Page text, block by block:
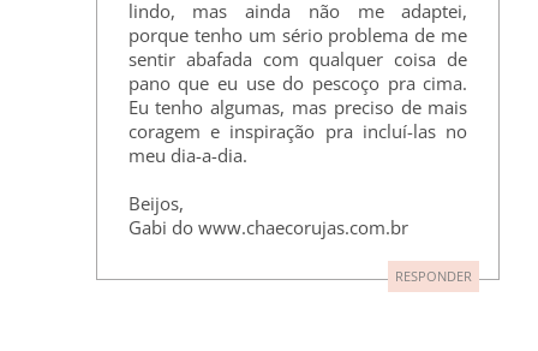
lindo, mas ainda não me adaptei,
porque tenho um sério problema de me
sentir abafada com qualquer coisa de
pano que eu use do pescoço pra cima.
Eu tenho algumas, mas preciso de mais
coragem e inspiração pra incluí-las no
meu dia-a-dia.
Beijos,
Gabi do www.chaecorujas.com.br
RESPONDER